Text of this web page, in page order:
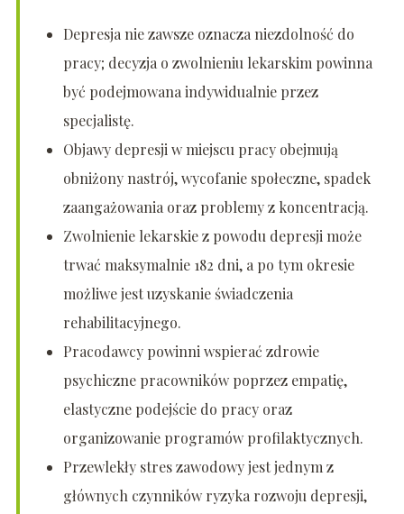
Depresja nie zawsze oznacza niezdolność do
pracy; decyzja o zwolnieniu lekarskim powinna
być podejmowana indywidualnie przez
specjalistę.
Objawy depresji w miejscu pracy obejmują
obniżony nastrój, wycofanie społeczne, spadek
zaangażowania oraz problemy z koncentracją.
Zwolnienie lekarskie z powodu depresji może
trwać maksymalnie 182 dni, a po tym okresie
możliwe jest uzyskanie świadczenia
rehabilitacyjnego.
Pracodawcy powinni wspierać zdrowie
psychiczne pracowników poprzez empatię,
elastyczne podejście do pracy oraz
organizowanie programów profilaktycznych.
Przewlekły stres zawodowy jest jednym z
głównych czynników ryzyka rozwoju depresji,